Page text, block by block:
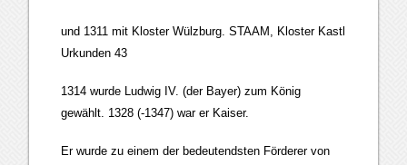
und 1311 mit Kloster Wülzburg. STAAM, Kloster Kastl
Urkunden 43
1314 wurde Ludwig IV. (der Bayer) zum König
gewählt. 1328 (-1347) war er Kaiser.
Er wurde zu einem der bedeutendsten Förderer von